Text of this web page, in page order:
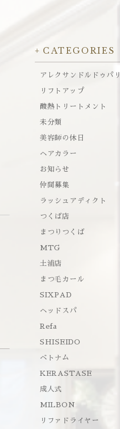
CATEGORIES
アレクサンドルドゥパリ
リフトアップ
酸熱トリートメント
未分類
美容師の休日
ヘアカラー
お知らせ
仲間募集
ラッシュアディクト
つくば店
まつりつくば
MTG
土浦店
まつ毛カール
SIXPAD
ヘッドスパ
Refa
SHISEIDO
ベトナム
KERASTASE
成人式
MILBON
リファドライヤー